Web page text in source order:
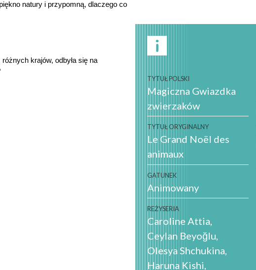
natury i przypomną, dlaczego co
krajów, odbyła się na
TYTUŁ POLSKI
Magiczna Gwiazdka
zwierzaków
TYTUŁ ORYGINALNY
Le Grand Noël des
animaux
GATUNEK
Animowany
REŻYSERIA
Caroline Attia
Ceylan Beyoğlu
Olesya Shchukina
Haruna Kishi